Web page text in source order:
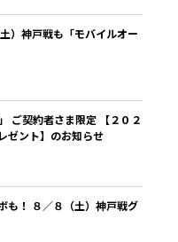
）神戸戦も「モバイルオー
ご契約者さま限定 【２０２
ゼント】のお知らせ
も！ ８／８（土）神戸戦グ